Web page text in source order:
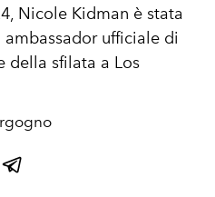
Nicole Kidman è stata
ufficiale di
della sfilata a Los